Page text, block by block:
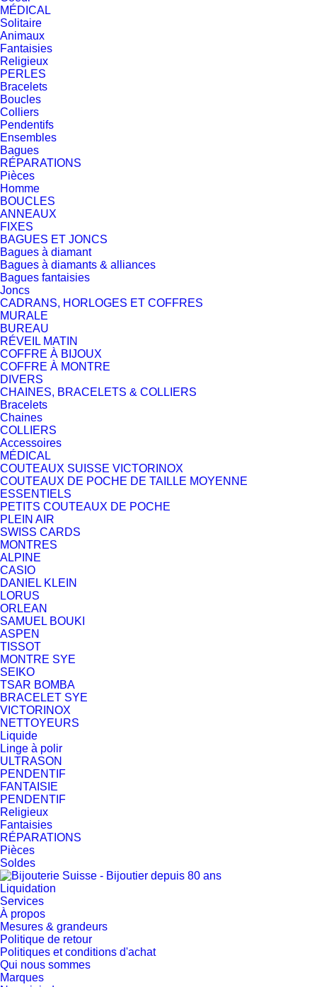
MÉDICAL
Solitaire
Animaux
Fantaisies
Religieux
PERLES
Bracelets
Boucles
Colliers
Pendentifs
Ensembles
Bagues
RÉPARATIONS
Pièces
Homme
BOUCLES
ANNEAUX
FIXES
BAGUES ET JONCS
Bagues à diamant
Bagues à diamants & alliances
Bagues fantaisies
Joncs
CADRANS, HORLOGES ET COFFRES
MURALE
BUREAU
RÉVEIL MATIN
COFFRE À BIJOUX
COFFRE À MONTRE
DIVERS
CHAINES, BRACELETS & COLLIERS
Bracelets
Chaines
COLLIERS
Accessoires
MÉDICAL
COUTEAUX SUISSE VICTORINOX
COUTEAUX DE POCHE DE TAILLE MOYENNE
ESSENTIELS
PETITS COUTEAUX DE POCHE
PLEIN AIR
SWISS CARDS
MONTRES
ALPINE
CASIO
DANIEL KLEIN
LORUS
ORLEAN
SAMUEL BOUKI
ASPEN
TISSOT
MONTRE SYE
SEIKO
TSAR BOMBA
BRACELET SYE
VICTORINOX
NETTOYEURS
Liquide
Linge à polir
ULTRASON
PENDENTIF
FANTAISIE
PENDENTIF
Religieux
Fantaisies
RÉPARATIONS
Pièces
Soldes
Liquidation
Services
À propos
Mesures & grandeurs
Politique de retour
Politiques et conditions d'achat
Qui nous sommes
Marques